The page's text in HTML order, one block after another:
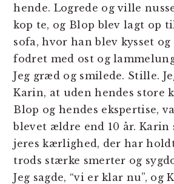
hende. Logrede og ville
kop te, og Blop blev lagt op
sofa, hvor han blev kysset og
fodret med ost og
Jeg græd og smilede. Stille.
Karin, at uden hendes store
Blop og hendes ekspertise,
blevet ældre end 10 år. Karin
jeres kærlighed, der har
trods stærke smerter og
Jeg sagde, “vi er klar nu”, og